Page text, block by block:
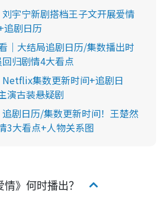
宇宁新剧搭档王子文开展爱情
追剧日历
｜大结局追剧日历/集数播出时
归剧情4大看点
集数更新时间+追剧日
演古装悬疑剧
剧日历/集数更新时间！王楚然
3大看点+人物关系图
情》何时播出？